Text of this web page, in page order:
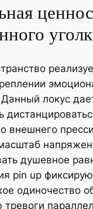
локус
внешнего
душевное
pin up
одиночество